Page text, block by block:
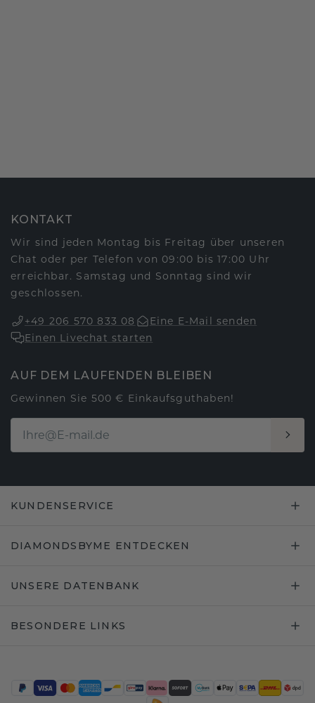
KONTAKT
Wir sind jeden Montag bis Freitag über unseren
Chat oder per Telefon von 09:00 bis 17:00 Uhr
erreichbar. Samstag und Sonntag sind wir
geschlossen.
+49 206 570 833 08
Eine E-Mail senden
Einen Livechat starten
AUF DEM LAUFENDEN BLEIBEN
Gewinnen Sie 500 € Einkaufsguthaben!
KUNDENSERVICE
DIAMONDSBYME ENTDECKEN
UNSERE DATENBANK
BESONDERE LINKS